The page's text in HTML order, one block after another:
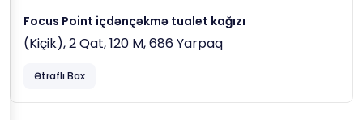
Focus Point içdənçəkmə tualet kağızı
(kiçik), 2 Qat, 120 M, 686 Yarpaq
Ətraflı Bax